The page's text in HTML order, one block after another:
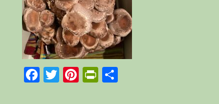
Facebook
TwitterPinterest
PrintFriendly